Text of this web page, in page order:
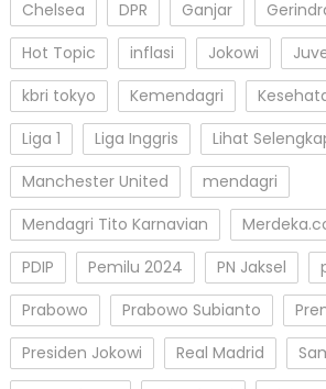
Chelsea
DPR Ganjar
Hot Topic
inflasi Jokowi
kbri tokyo
Kemendagri
Liga 1
Liga Inggris Lihat
Manchester United
mendagri
Mendagri Tito Karnavian
PDIP
Pemilu 2024 PN Jaksel
Prabowo
Prabowo Subianto
Presiden Jokowi
Real Madrid